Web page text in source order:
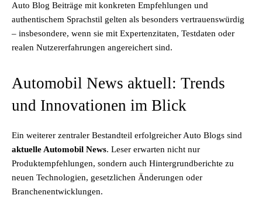
Auto Blog Beiträge mit konkreten Empfehlungen und
authentischem Sprachstil gelten als besonders vertrauenswürdig
– insbesondere, wenn sie mit Expertenzitaten, Testdaten oder
realen Nutzererfahrungen angereichert sind.
Automobil News aktuell: Trends
und Innovationen im Blick
Ein weiterer zentraler Bestandteil erfolgreicher Auto Blogs sind
aktuelle Automobil News. Leser erwarten nicht nur
Produktempfehlungen, sondern auch Hintergrundberichte zu
neuen Technologien, gesetzlichen Änderungen oder
Branchenentwicklungen.